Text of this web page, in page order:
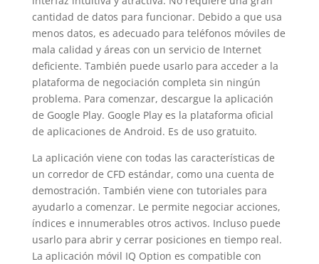
cantidad de datos para funcionar. Debido a que usa
menos datos, es adecuado para teléfonos móviles de
mala calidad y áreas con un servicio de Internet
deficiente. También puede usarlo para acceder a la
plataforma de negociación completa sin ningún
problema. Para comenzar, descargue la aplicación
de Google Play. Google Play es la plataforma oficial
de aplicaciones de Android. Es de uso gratuito.
La aplicación viene con todas las características de
un corredor de CFD estándar, como una cuenta de
demostración. También viene con tutoriales para
ayudarlo a comenzar. Le permite negociar acciones,
índices e innumerables otros activos. Incluso puede
usarlo para abrir y cerrar posiciones en tiempo real.
La aplicación móvil IQ Option es compatible con